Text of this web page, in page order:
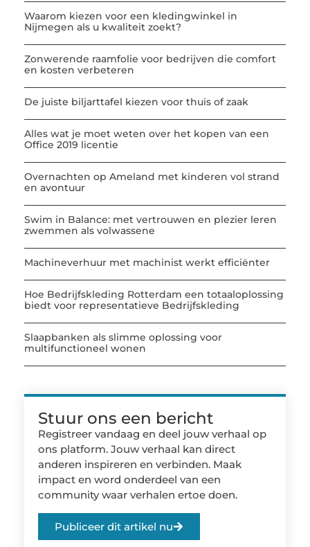
Waarom kiezen voor een kledingwinkel in
Nijmegen als u kwaliteit zoekt?
Zonwerende raamfolie voor bedrijven die comfort
en kosten verbeteren
De juiste biljarttafel kiezen voor thuis of zaak
Alles wat je moet weten over het kopen van een
Office 2019 licentie
Overnachten op Ameland met kinderen vol strand
en avontuur
Swim in Balance: met vertrouwen en plezier leren
zwemmen als volwassene
Machineverhuur met machinist werkt efficiënter
Hoe Bedrijfskleding Rotterdam een totaaloplossing
biedt voor representatieve Bedrijfskleding
Slaapbanken als slimme oplossing voor
multifunctioneel wonen
Stuur ons een bericht
Registreer vandaag en deel jouw verhaal op
ons platform. Jouw verhaal kan direct
anderen inspireren en verbinden. Maak
impact en word onderdeel van een
community waar verhalen ertoe doen.
Publiceer dit artikel nu